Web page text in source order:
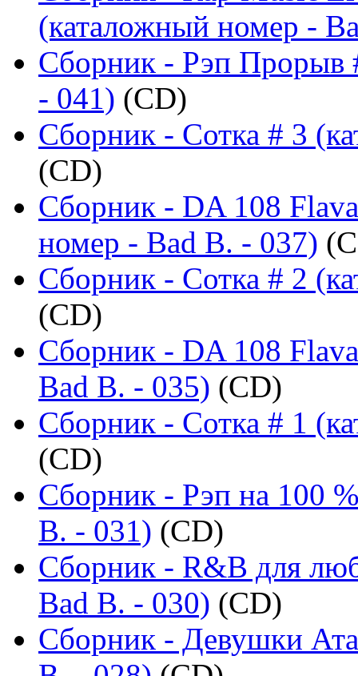
(каталожный номер -
Сборник - Рэп Прорыв
- 041) (CD)
Сборник - Сотка # 3
(CD)
Сборник - DA 108
номер - Bad B. - 037)
Сборник - Сотка # 2
(CD)
Сборник - DA 108
Bad B. - 035) (CD)
Сборник - Сотка # 1
(CD)
Сборник - Рэп на 100
B. - 031) (CD)
Сборник - R&B для
Bad B. - 030) (CD)
Сборник - Девушки